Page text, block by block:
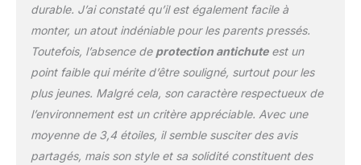
pour lit est fabriqué à la
main en bois de pin et
dans sa couleur
naturelle, ce qui est un
ajout élégant à toute
chambre d'enfant.
Respectueux de
l'environnement et
décoratif à la fois Grâce à
durable. J’ai constaté qu’il est également facile à
monter, un atout indéniable pour les parents pressés.
Toutefois, l’absence de protection antichuteest un
point faible qui mérite d’être souligné, surtout pour les
plus jeunes. Malgré cela, son caractère respectueux de
l’environnement est un critère appréciable. Avec une
moyenne de 3,4 étoiles, il semble susciter des avis
partagés, mais son style et sa solidité constituent des